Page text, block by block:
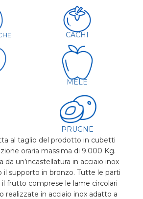
CACHI
MELE
PRUGNE
al taglio del prodotto in cubetti
oraria massima di 9.000 Kg.
da un’incastellatura in acciaio inox
il supporto in bronzo. Tutte le parti
frutto comprese le lame circolari
realizzate in acciaio inox adatto a